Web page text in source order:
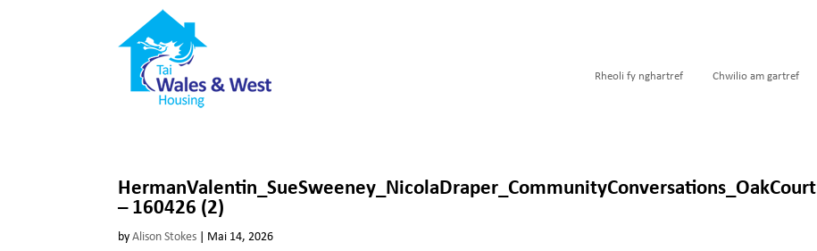
Rheoli fy nghartref Chwilio am gartref
HermanValentin_SueSweeney_NicolaDraper_CommunityConversations_OakCourt
– 160426 (2)
byAlison Stokes | Mai 14, 2026